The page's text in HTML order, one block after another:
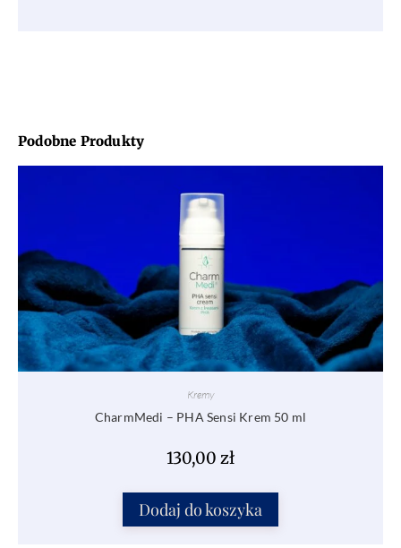
Podobne Produkty
Kremy
CharmMedi – PHA Sensi Krem 50 ml
130,00 zł
Dodaj do koszyka